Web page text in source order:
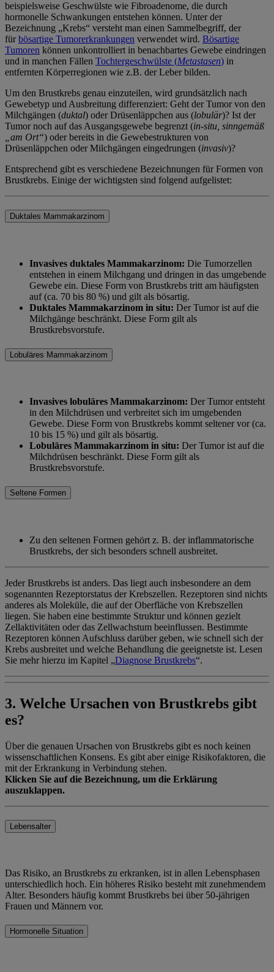
beispielsweise Geschwülste wie Fibroadenome, die durch
hormonelle Schwankungen entstehen können. Unter der
Bezeichnung „Krebs“ versteht man einen Sammelbegriff, der
fürbösartige Tumorerkrankungen verwendet wird. Bösartige
Tumoren können unkontrolliert in benachbartes Gewebe eindringen
und in manchen Fällen Tochtergeschwülste (Metastasen) in
entfernten Körperregionen wie z.B. der Leber bilden.
Um den Brustkrebs genau einzuteilen, wird grundsätzlich nach
Gewebetyp und Ausbreitung differenziert: Geht der Tumor von den
Milchgängen (duktal) oder Drüsenläppchen aus (lobulär)? Ist der
Tumor noch auf das Ausgangsgewebe begrenzt (in-situ, sinngemäß
„am Ort“) oder bereits in die Gewebestrukturen von
Drüsenläppchen oder Milchgängen eingedrungen (invasiv)?
Entsprechend gibt es verschiedene Bezeichnungen für Formen von
Brustkrebs. Einige der wichtigsten sind folgend aufgelistet:
Duktales Mammakarzinom
Invasives duktales Mammakarzinom: Die Tumorzellen
entstehen in einem Milchgang und dringen in das umgebende
Gewebe ein. Diese Form von Brustkrebs tritt am häufigsten
auf (ca. 70 bis 80 %) und gilt als bösartig.
Duktales Mammakarzinom in situ: Der Tumor ist auf die
Milchgänge beschränkt. Diese Form gilt als
Brustkrebsvorstufe.
Lobuläres Mammakarzinom
Invasives lobuläres Mammakarzinom: Der Tumor entsteht
in den Milchdrüsen und verbreitet sich im umgebenden
Gewebe. Diese Form von Brustkrebs kommt seltener vor (ca.
10 bis 15 %) und gilt als bösartig.
Lobuläres Mammakarzinom in situ: Der Tumor ist auf die
Milchdrüsen beschränkt. Diese Form gilt als
Brustkrebsvorstufe.
Seltene Formen
Zu den seltenen Formen gehört z. B. der inflammatorische
Brustkrebs, der sich besonders schnell ausbreitet.
Jeder Brustkrebs ist anders. Das liegt auch insbesondere an dem
sogenannten Rezeptorstatus der Krebszellen. Rezeptoren sind nichts
anderes als Moleküle, die auf der Oberfläche von Krebszellen
liegen. Sie haben eine bestimmte Struktur und können gezielt
Zellaktivitäten oder das Zellwachstum beeinflussen. Bestimmte
Rezeptoren können Aufschluss darüber geben, wie schnell sich der
Krebs ausbreitet und welche Behandlung die geeignetste ist. Lesen
Sie mehr hierzu im Kapitel „Diagnose Brustkrebs“.
3. Welche Ursachen von Brustkrebs gibt
es?
Über die genauen Ursachen von Brustkrebs gibt es noch keinen
wissenschaftlichen Konsens. Es gibt aber einige Risikofaktoren, die
mit der Erkrankung in Verbindung stehen.
Klicken Sie auf die Bezeichnung, um die Erklärung
auszuklappen.
Lebensalter
Das Risiko, an Brustkrebs zu erkranken, ist in allen Lebensphasen
unterschiedlich hoch. Ein höheres Risiko besteht mit zunehmendem
Alter. Besonders häufig kommt Brustkrebs bei über 50-jährigen
Frauen und Männern vor.
Hormonelle Situation